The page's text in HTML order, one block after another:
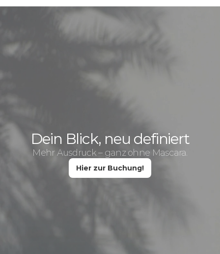
Dein Blick, neu definiert
Mehr Ausdruck – ganz ohne Mascara.
Hier zur Buchung!